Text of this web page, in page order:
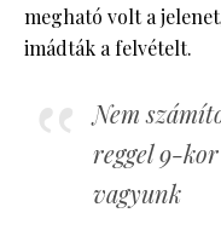
megható volt a
imádták a felvételt.
Nem
reggel 9-
vagyunk